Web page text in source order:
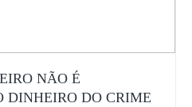
NÃO É
DINHEIRO DO CRIME